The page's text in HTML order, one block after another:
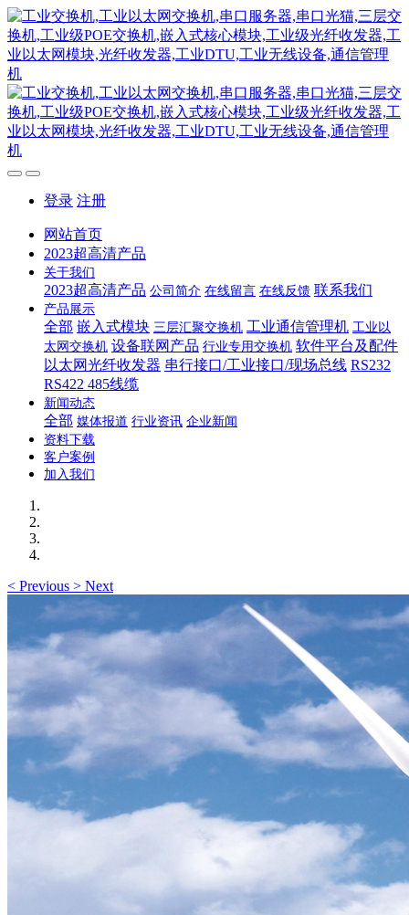
登录 注册
网站首页
2023超高清产品
关于我们
2023超高清产品 公司简介 在线留言 在线反馈 联系我们
产品展示
全部 嵌入式模块 三层汇聚交换机 工业通信管理机 工业以
太网交换机 设备联网产品 行业专用交换机 软件平台及配件
以太网光纤收发器 串行接口/工业接口/现场总线 RS232
RS422 485线缆
新闻动态
全部 媒体报道 行业资讯 企业新闻
资料下载
客户案例
加入我们
< Previous > Next